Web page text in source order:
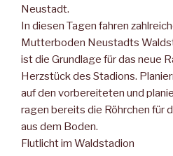
Neustadt.
In diesen Tagen fahren
Mutterboden Neustadts
ist die Grundlage für das neue
Herzstück des Stadions.
auf den vorbereiteten und
ragen bereits die Röhrchen für
aus dem Boden.
Flutlicht im Waldstadion